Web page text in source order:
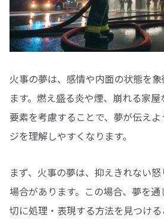
火事の夢は、感情や内面の状態を
ます。燃え盛る炎や煙、崩れる家
要素を考慮することで、夢が伝え
ジを理解しやすくなります。
まず、火事の夢は、抑えきれない
場合があります。この場合、夢を
切に処理・表現する方法を見つけ